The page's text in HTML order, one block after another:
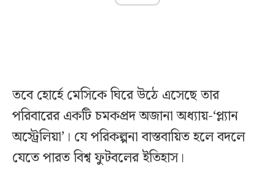
তবে হোর্হে মেসিকে ঘিরে উঠে এসেছে তার
পরিবারের একটি চমকপ্রদ অজানা অধ্যায়-‘প্ল্যান
অস্ট্রেলিয়া’। যে পরিকল্পনা বাস্তবায়িত হলে বদলে
যেতে পারত বিশ্ব ফুটবলের ইতিহাস।